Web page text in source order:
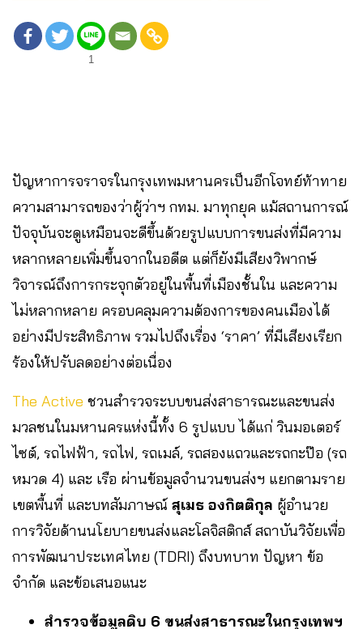
1
ปัญหาการจราจรในกรุงเทพมหานครเป็นอีกโจทย์ท้าทาย
ความสามารถของว่าผู้ว่าฯ กทม. มาทุกยุค แม้สถานการณ์
ปัจจุบันจะดูเหมือนจะดีขึ้นด้วยรูปแบบการขนส่งที่มีความ
หลากหลายเพิ่มขึ้นจากในอดีต แต่ก็ยังมีเสียงวิพากษ์
วิจารณ์ถึงการกระจุกตัวอยู่ในพื้นที่เมืองชั้นใน และความ
ไม่หลากหลาย ครอบคลุมความต้องการของคนเมืองได้
อย่างมีประสิทธิภาพ รวมไปถึงเรื่อง ‘ราคา’ ที่มีเสียงเรียก
ร้องให้ปรับลดอย่างต่อเนื่อง
The Active ชวนสำรวจระบบขนส่งสาธารณะและขนส่ง
มวลชนในมหานครแห่งนี้ทั้ง 6 รูปแบบ ได้แก่ วินมอเตอร์
ไซต์, รถไฟฟ้า, รถไฟ, รถเมล์, รถสองแถวและรถกะป๊อ (รถ
หมวด 4) และ เรือ ผ่านข้อมูลจำนวนขนส่งฯ แยกตามราย
เขตพื้นที่ และบทสัมภาษณ์ สุเมธ องกิตติกุล ผู้อำนวย
การวิจัยด้านนโยบายขนส่งและโลจิสติกส์ สถาบันวิจัยเพื่อ
การพัฒนาประเทศไทย (TDRI) ถึงบทบาท ปัญหา ข้อ
จำกัด และข้อเสนอแนะ
สำรวจข้อมูลดิบ 6 ขนส่งสาธารณะในกรุงเทพฯ